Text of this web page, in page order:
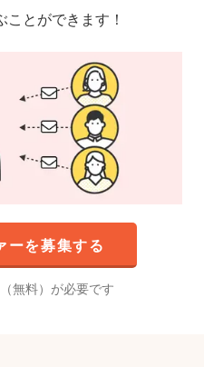
とができます！
ーを募集する
無料）が必要です